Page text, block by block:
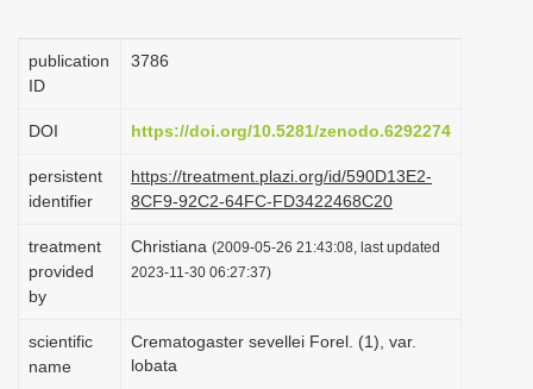
t
n
publication
ID
3786
DOI https://doi.org/10.5281/zenodo.6292274
persistent
identifier
https://treatment.plazi.org/id/590D13E2-
8CF9-92C2-64FC-FD3422468C20
treatment
provided
by
Christiana (2009-05-26 21:43:08, last updated
2023-11-30 06:27:37)
scientific
name
Crematogaster sevellei Forel. (1), var.
lobata